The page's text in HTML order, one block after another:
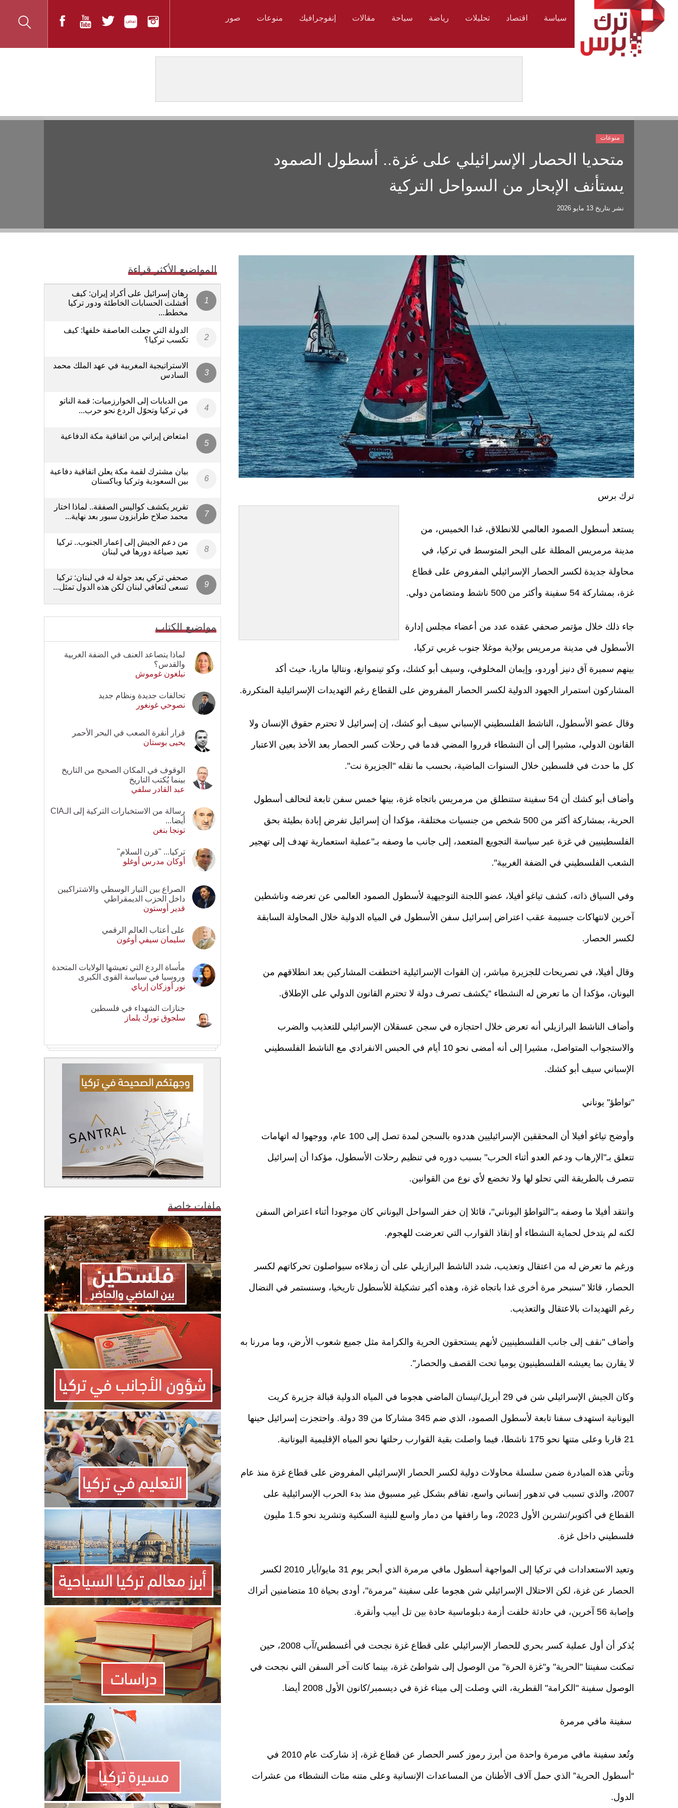
سياسة اقتصاد تحليلات رياضة سياحة مقالات إنفوجرافيك منوعات صور
متحديا الحصار الإسرائيلي على غزة.. أسطول الصمود
يستأنف الإبحار من السواحل التركية
نشر بتاريخ 13 مايو 2026
منوعات
ترك برس
يستعد أسطول الصمود العالمي للانطلاق، غدا الخميس، من
مدينة مرمريس المطلة على البحر المتوسط في تركيا، في
محاولة جديدة لكسر الحصار الإسرائيلي المفروض على قطاع
غزة، بمشاركة 54 سفينة وأكثر من 500 ناشط ومتضامن دولي.
جاء ذلك خلال مؤتمر صحفي عقده عدد من أعضاء مجلس إدارة
الأسطول في مدينة مرمريس بولاية موغلا جنوب غربي تركيا،
بينهم سميرة آق دنيز أوردو، وإيمان المخلوفي، وسيف أبو كشك، وكو تينموانغ، ونتاليا ماريا، حيث أكد
المشاركون استمرار الجهود الدولية لكسر الحصار المفروض على القطاع رغم التهديدات الإسرائيلية المتكررة.
وقال عضو الأسطول، الناشط الفلسطيني الإسباني سيف أبو كشك، إن إسرائيل لا تحترم حقوق الإنسان ولا
القانون الدولي، مشيرا إلى أن النشطاء قرروا المضي قدما في رحلات كسر الحصار بعد الأخذ بعين الاعتبار
كل ما حدث في فلسطين خلال السنوات الماضية، بحسب ما نقله "الجزيرة نت".
وأضاف أبو كشك أن 54 سفينة ستنطلق من مرمريس باتجاه غزة، بينها خمس سفن تابعة لتحالف أسطول
الحرية، بمشاركة أكثر من 500 شخص من جنسيات مختلفة، مؤكدا أن إسرائيل تفرض إبادة بطيئة بحق
الفلسطينيين في غزة عبر سياسة التجويع المتعمد، إلى جانب ما وصفه بـ"عملية استعمارية تهدف إلى تهجير
الشعب الفلسطيني في الضفة الغربية".
وفي السياق ذاته، كشف تياغو أفيلا، عضو اللجنة التوجيهية لأسطول الصمود العالمي عن تعرضه وناشطين
آخرين لانتهاكات جسيمة عقب اعتراض إسرائيل سفن الأسطول في المياه الدولية خلال المحاولة السابقة
لكسر الحصار.
وقال أفيلا، في تصريحات للجزيرة مباشر، إن القوات الإسرائيلية اختطفت المشاركين بعد انطلاقهم من
اليونان، مؤكدا أن ما تعرض له النشطاء “يكشف تصرف دولة لا تحترم القانون الدولي على الإطلاق.
وأضاف الناشط البرازيلي أنه تعرض خلال احتجازه في سجن عسقلان الإسرائيلي للتعذيب والضرب
والاستجواب المتواصل، مشيرا إلى أنه أمضى نحو 10 أيام في الحبس الانفرادي مع الناشط الفلسطيني
الإسباني سيف أبو كشك.
"تواطؤ" يوناني
وأوضح تياغو أفيلا أن المحققين الإسرائيليين هددوه بالسجن لمدة تصل إلى 100 عام، ووجهوا له اتهامات
تتعلق بـ"الإرهاب ودعم العدو أثناء الحرب" بسبب دوره في تنظيم رحلات الأسطول، مؤكدا أن إسرائيل
تتصرف بالطريقة التي تحلو لها ولا تخضع لأي نوع من القوانين.
وانتقد أفيلا ما وصفه بـ"التواطؤ اليوناني"، قائلا إن خفر السواحل اليوناني كان موجودا أثناء اعتراض السفن
لكنه لم يتدخل لحماية النشطاء أو إنقاذ القوارب التي تعرضت للهجوم.
ورغم ما تعرض له من اعتقال وتعذيب، شدد الناشط البرازيلي على أن زملاءه سيواصلون تحركاتهم لكسر
الحصار، قائلا "سنبحر مرة أخرى غدا باتجاه غزة، وهذه أكبر تشكيلة للأسطول تاريخيا، وسنستمر في النضال
رغم التهديدات بالاعتقال والتعذيب.
وأضاف "نقف إلى جانب الفلسطينيين لأنهم يستحقون الحرية والكرامة مثل جميع شعوب الأرض، وما مررنا به
لا يقارن بما يعيشه الفلسطينيون يوميا تحت القصف والحصار".
وكان الجيش الإسرائيلي شن في 29 أبريل/نيسان الماضي هجوما في المياه الدولية قبالة جزيرة كريت
اليونانية استهدف سفنا تابعة لأسطول الصمود، الذي ضم 345 مشاركا من 39 دولة. واحتجزت إسرائيل حينها
21 قاربا وعلى متنها نحو 175 ناشطا، فيما واصلت بقية القوارب رحلتها نحو المياه الإقليمية اليونانية.
وتأتي هذه المبادرة ضمن سلسلة محاولات دولية لكسر الحصار الإسرائيلي المفروض على قطاع غزة منذ عام
2007، والذي تسبب في تدهور إنساني واسع، تفاقم بشكل غير مسبوق منذ بدء الحرب الإسرائيلية على
القطاع في أكتوبر/تشرين الأول 2023، وما رافقها من دمار واسع للبنية السكنية وتشريد نحو 1.5 مليون
فلسطيني داخل غزة.
وتعيد الاستعدادات في تركيا إلى المواجهة أسطول مافي مرمرة الذي أبحر يوم 31 مايو/أيار 2010 لكسر
الحصار عن غزة، لكن الاحتلال الإسرائيلي شن هجوما على سفينة "مرمرة"، أودى بحياة 10 متضامنين أتراك
وإصابة 56 آخرين، في حادثة خلفت أزمة دبلوماسية حادة بين تل أبيب وأنقرة.
يُذكر أن أول عملية كسر بحري للحصار الإسرائيلي على قطاع غزة نجحت في أغسطس/آب 2008، حين
تمكنت سفينتا "الحرية" و"غزة الحرة" من الوصول إلى شواطئ غزة، بينما كانت آخر السفن التي نجحت في
الوصول سفينة "الكرامة" القطرية، التي وصلت إلى ميناء غزة في ديسمبر/كانون الأول 2008 أيضا.
سفينة مافي مرمرة
وتُعد سفينة مافي مرمرة واحدة من أبرز رموز كسر الحصار عن قطاع غزة، إذ شاركت عام 2010 في
“أسطول الحرية” الذي حمل آلاف الأطنان من المساعدات الإنسانية وعلى متنه مئات النشطاء من عشرات
الدول.
المواضيع الأكثر قراءة
رهان إسرائيل على أكراد إيران: كيف
أفشلت الحسابات الخاطئة ودور تركيا
مخطط...
الدولة التي جعلت العاصفة خلفها: كيف
تكسب تركيا؟
الاستراتيجية المغربية في عهد الملك محمد
السادس
من الدبابات إلى الخوارزميات: قمة الناتو
في تركيا وتحوّل الردع نحو حرب...
امتعاض إيراني من اتفاقية مكة الدفاعية
بيان مشترك لقمة مكة يعلن اتفاقية دفاعية
بين السعودية وتركيا وباكستان
تقرير يكشف كواليس الصفقة.. لماذا اختار
محمد صلاح طرابزون سبور بعد نهاية...
من دعم الجيش إلى إعمار الجنوب.. تركيا
تعيد صياغة دورها في لبنان
صحفي تركي بعد جولة له في لبنان: تركيا
تسعى لتعافي لبنان لكن هذه الدول تمثل...
مواضيع الكتاب
لماذا يتصاعد العنف في الضفة الغربية
والقدس؟
نيلغون غوموش
تحالفات جديدة ونظام جديد
نصوحي غونغور
قرار أنقرة الصعب في البحر الأحمر
يحيى بوستان
الوقوف في المكان الصحيح من التاريخ
بينما يُكتب التاريخ
عبد القادر سلفي
رسالة من الاستخبارات التركية إلى الـCIA
أيضا...
تونجا بنغن
تركيا... "قرن السلام"
أوكان مدرس أوغلو
الصراع بين التيار الوسطي والاشتراكيين
داخل الحزب الديمقراطي
قدير أوستون
على أعتاب العالم الرقمي
سليمان سيفي أوغون
مأساة الردع التي تعيشها الولايات المتحدة
وروسيا في سياسة القوى الكبرى
نور أوزكان إرباي
جنازات الشهداء في فلسطين
سلجوق تورك يلماز
ملفات خاصة